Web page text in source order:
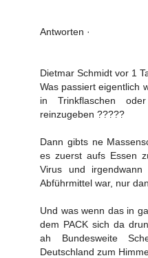
Antworten ·
Dietmar Schmidt vor 1
Was passiert eigentlich
in Trinkflaschen
reinzugeben ?????
Dann gibts ne
es zuerst aufs Essen
Virus und
Abführmittel war, nur
Und was wenn das in
dem PACK sich da
ah Bundesweite
Deutschland zum